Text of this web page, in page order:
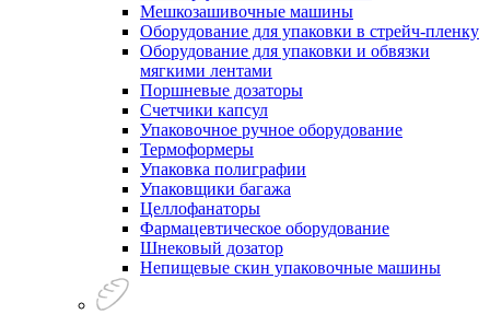
Мешкозашивочные машины
Оборудование для упаковки в стрейч-пленку
Оборудование для упаковки и обвязки
мягкими лентами
Поршневые дозаторы
Счетчики капсул
Упаковочное ручное оборудование
Термоформеры
Упаковка полиграфии
Упаковщики багажа
Целлофанаторы
Фармацевтическое оборудование
Шнековый дозатор
Непищевые скин упаковочные машины